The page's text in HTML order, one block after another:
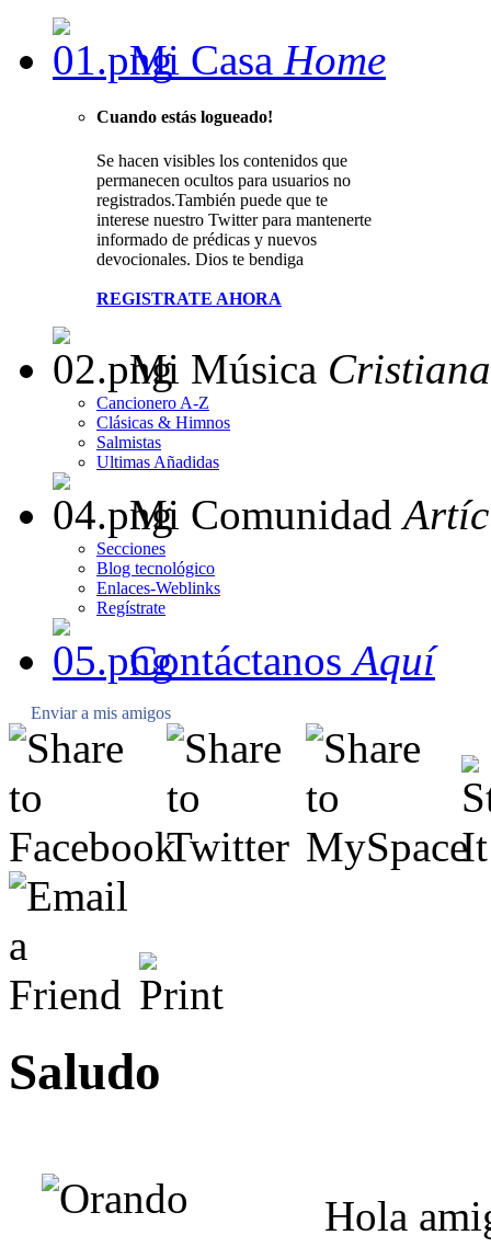
Mi Casa Home
Cuando estás logueado!
Se hacen visibles los contenidos que
permanecen ocultos para usuarios no
registrados.También puede que te
interese nuestro Twitter para mantenerte
informado de prédicas y nuevos
devocionales. Dios te bendiga
REGISTRATE AHORA
Mi Música Cristiana
Cancionero A-Z
Clásicas & Himnos
Salmistas
Ultimas Añadidas
Mi Comunidad
Secciones
Blog tecnológico
Enlaces-Weblinks
Regístrate
Contáctanos Aquí
Enviar a mis amigos
Saludo
Hola